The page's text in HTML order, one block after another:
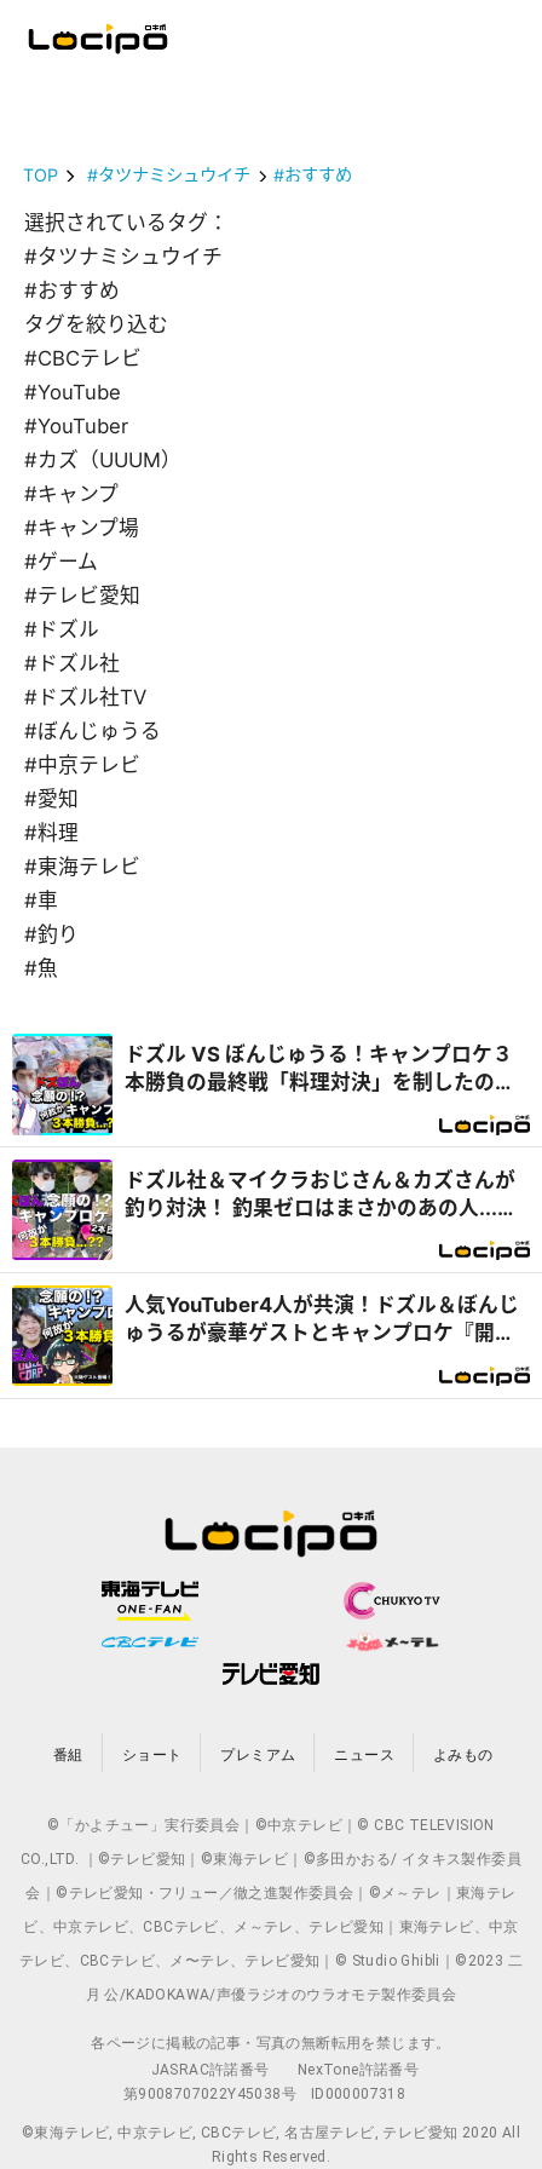
TOP #タツナミシュウイチ #おすすめ
選択されているタグ：
#タツナミシュウイチ
#おすすめ
タグを絞り込む
#CBCテレビ
#YouTube
#YouTuber
#カズ（UUUM）
#キャンプ
#キャンプ場
#ゲーム
#テレビ愛知
#ドズル
#ドズル社
#ドズル社TV
#ぼんじゅうる
#中京テレビ
#愛知
#料理
#東海テレビ
#車
#釣り
#魚
ドズル VS ぼんじゅうる！キャンプロケ３
本勝負の最終戦「料理対決」を制したの
ドズル社＆マイクラおじさん＆カズさんが
釣り対決！ 釣果ゼロはまさかのあの人...
人気YouTuber4人が共演！ドズル＆ぼんじ
ゅうるが豪華ゲストとキャンプロケ『開
番組 ショート プレミアム ニュース よみもの
©「かよチュー」実行委員会｜©中京テレビ｜© CBC TELEVISION
CO.,LTD. ｜©テレビ愛知｜©東海テレビ｜©多田かおる/ イタキス製作委員
会｜©テレビ愛知・フリュー／徹之進製作委員会｜©メ～テレ｜東海テレ
ビ、中京テレビ、CBCテレビ、メ～テレ、テレビ愛知｜東海テレビ、中京
テレビ、CBCテレビ、メ〜テレ、テレビ愛知｜© Studio Ghibli｜©2023 二
月 公/KADOKAWA/声優ラジオのウラオモテ製作委員会
各ページに掲載の記事・写真の無断転用を禁じます。
JASRAC許諾番号
NexTone許諾番号
第9008707022Y45038号
ID000007318
©東海テレビ, 中京テレビ, CBCテレビ, 名古屋テレビ, テレビ愛知 2020 All
Rights Reserved.